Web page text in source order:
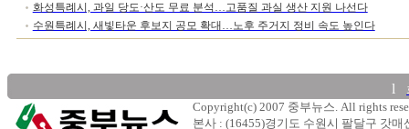
화성특례시, 과일 당도·산도 무료 분석…고품질 과실 생산 지원 나선다
수원특례시, 새빛타운 후보지 공모 확대…노후 주거지 정비 속도 높인다
l
Copyright(c) 2007 중부뉴스. All rights
본사 : (16455)경기도 수원시 팔달구 갓